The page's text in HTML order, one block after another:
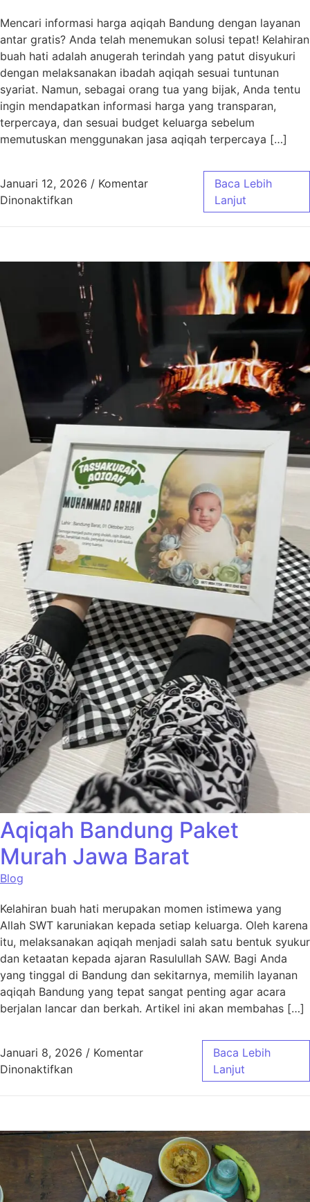
Mencari informasi harga aqiqah Bandung dengan layanan
antar gratis? Anda telah menemukan solusi tepat! Kelahiran
buah hati adalah anugerah terindah yang patut disyukuri
dengan melaksanakan ibadah aqiqah sesuai tuntunan
syariat. Namun, sebagai orang tua yang bijak, Anda tentu
ingin mendapatkan informasi harga yang transparan,
terpercaya, dan sesuai budget keluarga sebelum
memutuskan menggunakan jasa aqiqah terpercaya […]
Januari 12, 2026 / Komentar
Dinonaktifkanpada Harga Aqiqah Bandung, Antar Gratis!
Baca Lebih
Lanjut
Aqiqah Bandung Paket
Murah Jawa Barat
Blog
Kelahiran buah hati merupakan momen istimewa yang
Allah SWT karuniakan kepada setiap keluarga. Oleh karena
itu, melaksanakan aqiqah menjadi salah satu bentuk syukur
dan ketaatan kepada ajaran Rasulullah SAW. Bagi Anda
yang tinggal di Bandung dan sekitarnya, memilih layanan
aqiqah Bandung yang tepat sangat penting agar acara
berjalan lancar dan berkah. Artikel ini akan membahas […]
Januari 8, 2026 / Komentar
Dinonaktifkanpada Aqiqah Bandung Paket Murah Jawa
Baca Lebih
Lanjut